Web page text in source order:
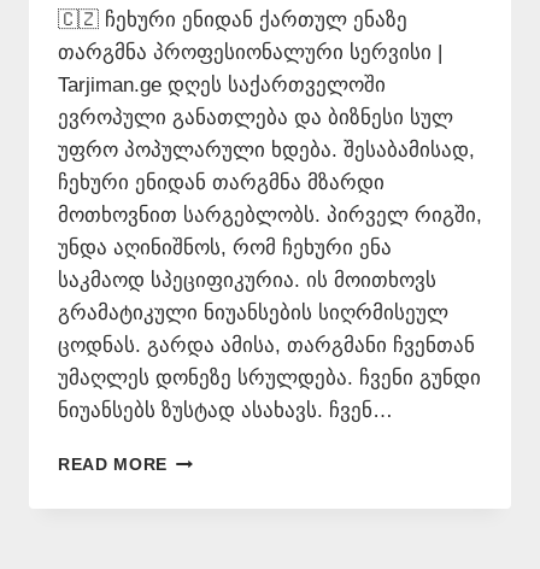
🇨🇿 ჩეხური ენიდან ქართულ ენაზე
თარგმნა პროფესიონალური სერვისი |
Tarjiman.ge დღეს საქართველოში
ევროპული განათლება და ბიზნესი სულ
უფრო პოპულარული ხდება. შესაბამისად,
ჩეხური ენიდან თარგმნა მზარდი
მოთხოვნით სარგებლობს. პირველ რიგში,
უნდა აღინიშნოს, რომ ჩეხური ენა
საკმაოდ სპეციფიკურია. ის მოითხოვს
გრამატიკული ნიუანსების სიღრმისეულ
ცოდნას. გარდა ამისა, თარგმანი ჩვენთან
უმაღლეს დონეზე სრულდება. ჩვენი გუნდი
ნიუანსებს ზუსტად ასახავს. ჩვენ…
READ MORE ᲩᲔᲮᲣᲠᲘ
ᲥᲐᲠᲗᲣᲚ